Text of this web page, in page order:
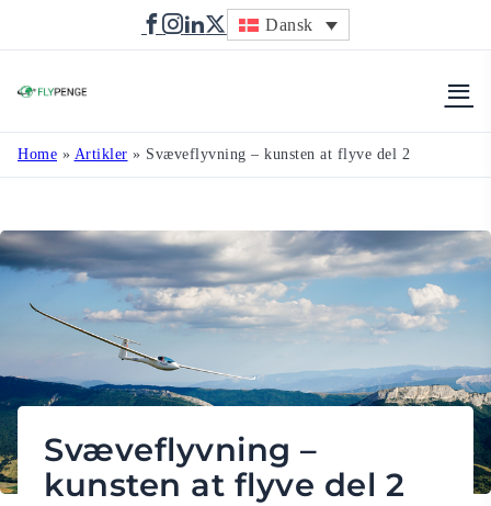
Dansk
Home » Artikler » Svæveflyvning – kunsten at flyve del 2
Svæveflyvning –
kunsten at flyve del 2